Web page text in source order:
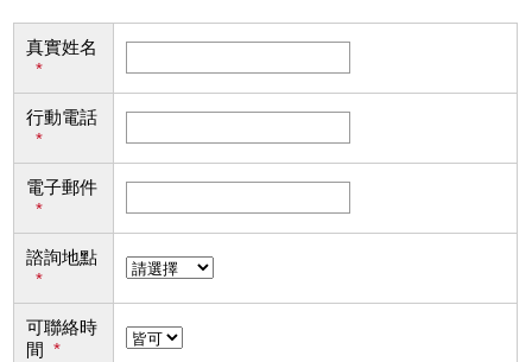
真實姓名
*
行動電話
*
電子郵件
*
諮詢地點
*
可聯絡時
間 *